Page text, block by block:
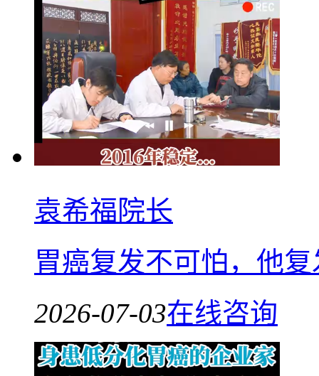
袁希福院长
胃癌复发不可怕，他
2026-07-03在线咨询